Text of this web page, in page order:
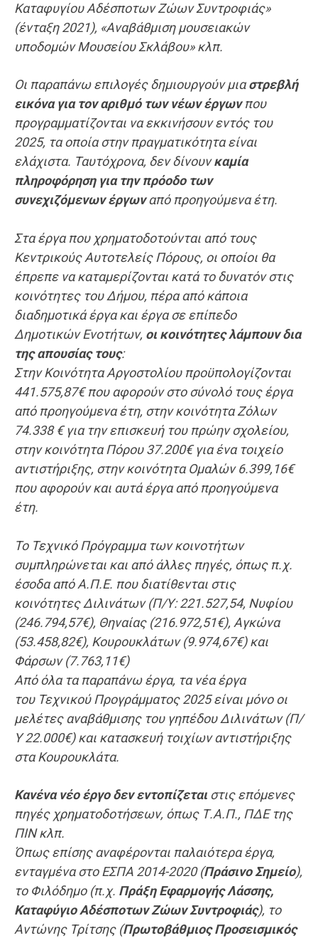
Καταφυγίου Αδέσποτων Ζώων Συντροφιάς»
(ένταξη 2021), «Αναβάθμιση μουσειακών
υποδομών Μουσείου Σκλάβου» κλπ.
Οι παραπάνω επιλογές δημιουργούν μιαστρεβλή
εικόνα για τον αριθμό των νέων έργωνπου
προγραμματίζονται να εκκινήσουν εντός του
2025, τα οποία στην πραγματικότητα είναι
ελάχιστα. Ταυτόχρονα, δεν δίνουνκαμία
πληροφόρηση για την πρόοδο των
συνεχιζόμενων έργωναπό προηγούμενα έτη.
Στα έργα που χρηματοδοτούνται από τους
Κεντρικούς Αυτοτελείς Πόρους, οι οποίοι θα
έπρεπε να καταμερίζονται κατά το δυνατόν στις
κοινότητες του Δήμου, πέρα από κάποια
διαδημοτικά έργα και έργα σε επίπεδο
Δημοτικών Ενοτήτων, οι κοινότητες λάμπουν δια
της απουσίας τους:
Στην Κοινότητα Αργοστολίου προϋπολογίζονται
441.575,87€ που αφορούν στο σύνολό τους έργα
από προηγούμενα έτη, στην κοινότητα Ζόλων
74.338 € για την επισκευή του πρώην σχολείου,
στην κοινότητα Πόρου 37.200€ για ένα τοιχείο
αντιστήριξης, στην κοινότητα Ομαλών 6.399,16€
που αφορούν και αυτά έργα από προηγούμενα
έτη.
Το Τεχνικό Πρόγραμμα των κοινοτήτων
συμπληρώνεται και από άλλες πηγές, όπως π.χ.
έσοδα από Α.Π.Ε. που διατίθενται στις
κοινότητες Διλινάτων (Π/Υ: 221.527,54, Νυφίου
(246.794,57€), Θηναίας (216.972,51€), Αγκώνα
(53.458,82€), Κουρουκλάτων (9.974,67€) και
Φάρσων (7.763,11€)
Από όλα τα παραπάνω έργα, τα νέα έργα
του Τεχνικού Προγράμματος2025 είναι μόνο οι
μελέτες αναβάθμισης του γηπέδου Διλινάτων (Π/
Υ 22.000€) και κατασκευή τοιχίων αντιστήριξης
στα Κουρουκλάτα.
Κανένα νέο έργο δεν εντοπίζεται στις επόμενες
πηγές χρηματοδοτήσεων, όπως Τ.Α.Π., ΠΔΕ της
ΠΙΝ κλπ.
Όπως επίσης αναφέρονται παλαιότερα έργα,
ενταγμένα στο ΕΣΠΑ 2014-2020 (Πράσινο Σημείο),
το Φιλόδημο (π.χ. Πράξη Εφαρμογής Λάσσης,
Καταφύγιο Αδέσποτων Ζώων Συντροφιάς), το
Αντώνης Τρίτσης (Πρωτοβάθμιος Προσεισμικός